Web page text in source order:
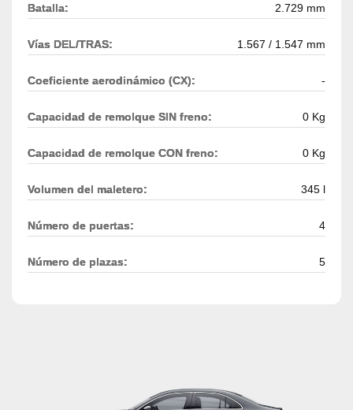
Batalla: 2.729 mm
Vías DEL/TRAS: 1.567 / 1.547 mm
Coeficiente aerodinámico (CX): -
Capacidad de remolque SIN freno: 0 Kg
Capacidad de remolque CON freno: 0 Kg
Volumen del maletero: 345 l
Número de puertas: 4
Número de plazas: 5